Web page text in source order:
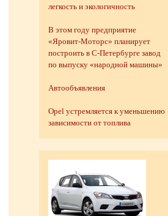
легкость и экологичность
В этом году предприятие
«Яровит-Моторс» планирует
построить в С-Петербурге завод
по выпуску «народной машины»
Автообъявления
Opel устремляется к уменьшению
зависимости от топлива